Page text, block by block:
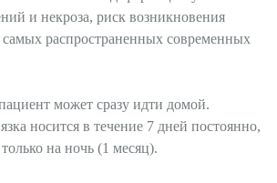
и некроза, риск возникновения
самых распространенных современных
может сразу идти домой.
носится в течение 7 дней постоянно,
на ночь (1 месяц). ⠀